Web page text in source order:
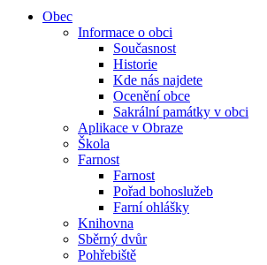
Obec
Informace o obci
Současnost
Historie
Kde nás najdete
Ocenění obce
Sakrální památky v obci
Aplikace v Obraze
Škola
Farnost
Farnost
Pořad bohoslužeb
Farní ohlášky
Knihovna
Sběrný dvůr
Pohřebiště